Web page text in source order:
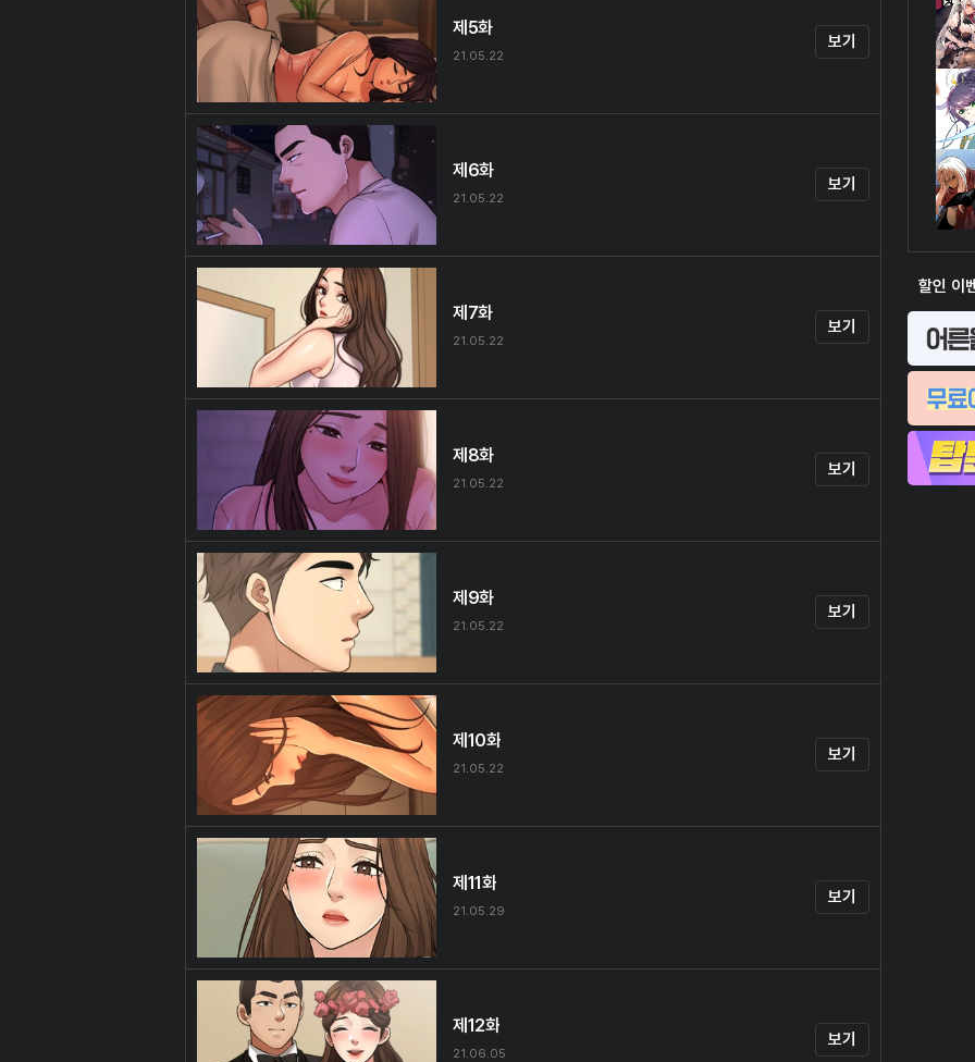
할인 이
제5화
21.05.22
보기
제6화
21.05.22
보기
제7화
21.05.22
보기
제8화
21.05.22
보기
제9화
21.05.22
보기
제10화
21.05.22
보기
제11화
21.05.29
보기
제12화
21.06.05
보기